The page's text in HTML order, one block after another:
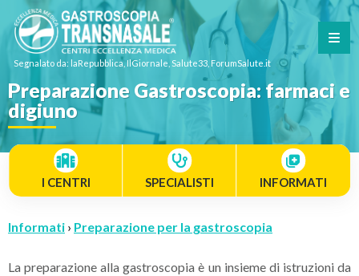
Segnalato da: laRepubblica, IlGiornale, Salute33, ForumSalute.it
Preparazione Gastroscopia: farmaci e
digiuno
I CENTRI SPECIALISTI INFORMATI
Informati › Preparazione per la gastroscopia
La preparazione alla gastroscopia è un insieme di istruzioni da